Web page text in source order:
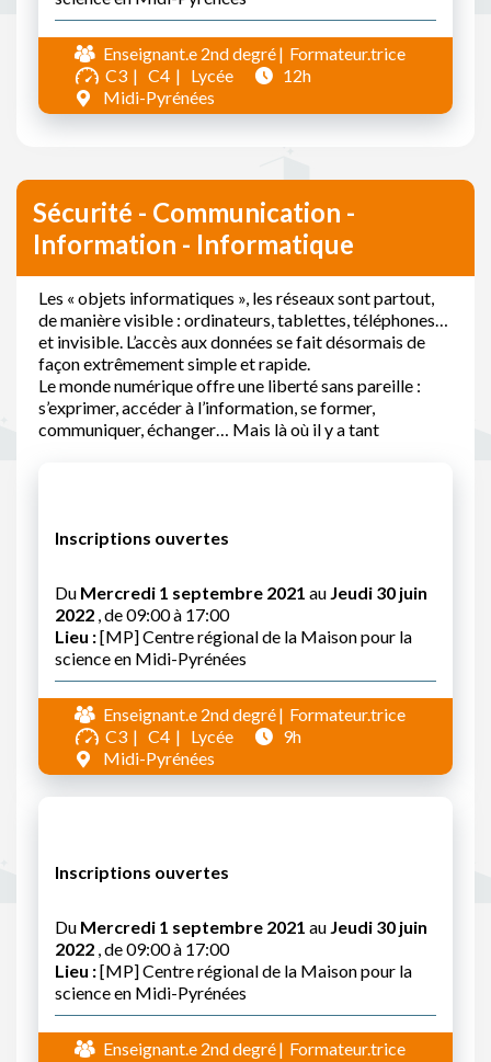
Enseignant.e 2nd degré
Formateur.trice
C3
C4 Lycée
12h
Midi-Pyrénées
Sécurité - Communication -
Information - Informatique
Les « objets informatiques », les réseaux sont partout,
de manière visible : ordinateurs, tablettes, téléphones…
et invisible. L’accès aux données se fait désormais de
façon extrêmement simple et rapide.
Le monde numérique offre une liberté sans pareille :
s’exprimer, accéder à l’information, se former,
communiquer, échanger… Mais là où il y a tant
Inscriptions ouvertes
Du Mercredi 1 septembre 2021 au Jeudi 30 juin
2022 , de 09:00 à 17:00
Lieu :[MP] Centre régional de la Maison pour la
science en Midi-Pyrénées
Enseignant.e 2nd degré
Formateur.trice
C3
C4 Lycée
9h
Midi-Pyrénées
Inscriptions ouvertes
Du Mercredi 1 septembre 2021 au Jeudi 30 juin
2022 , de 09:00 à 17:00
Lieu :[MP] Centre régional de la Maison pour la
science en Midi-Pyrénées
Enseignant.e 2nd degré
Formateur.trice